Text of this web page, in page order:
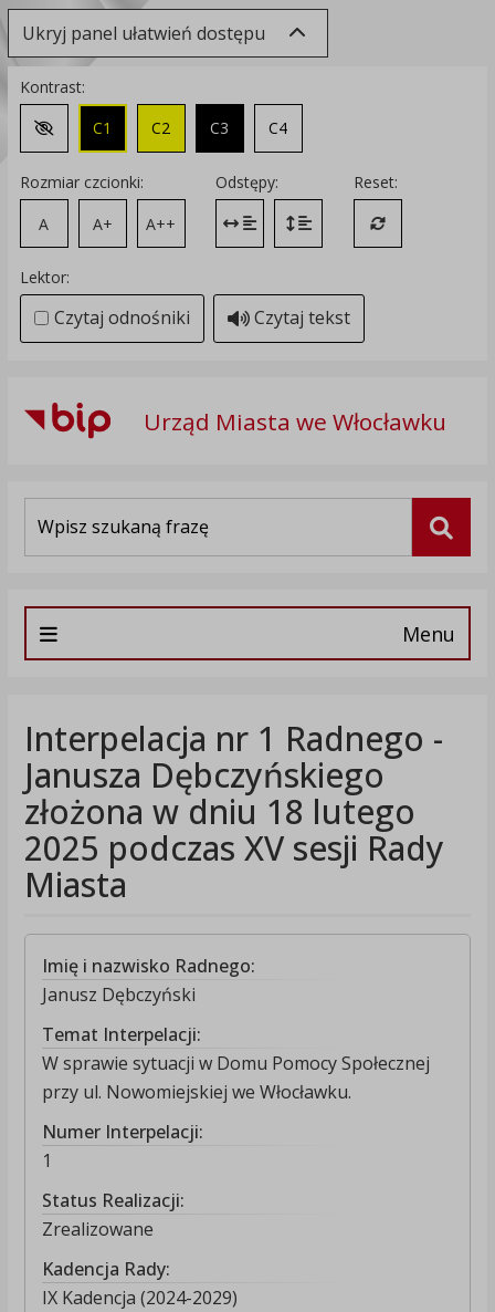
Ukryj panel ułatwień dostępu
Kontrast:
Zmień kontrast na domyślny
C1 C2 C3 C4
Rozmiar czcionki:
A
A+ A++
Odstępy:
Zmień odstęp między literami
Zmień interlinię i margines
Reset:
Przywróć
Lektor:
Czytaj odnośniki Czytaj tekst
Urząd Miasta we Włocławku
Menu
Interpelacja nr 1 Radnego -
Janusza Dębczyńskiego
złożona w dniu 18 lutego
2025 podczas XV sesji Rady
Miasta
Imię i nazwisko Radnego:
Janusz Dębczyński
Temat Interpelacji:
W sprawie sytuacji w Domu Pomocy Społecznej
przy ul. Nowomiejskiej we Włocławku.
Numer Interpelacji:
1
Status Realizacji:
Zrealizowane
Kadencja Rady:
IX Kadencja (2024-2029)